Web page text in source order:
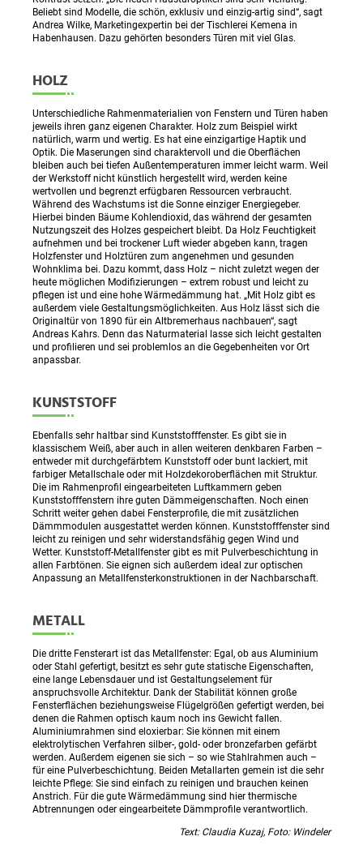
Beliebt sind Modelle, die schön, exklusiv und einzig-artig sind“, sagt
Andrea Wilke, Marketingexpertin bei der Tischlerei Kemena in
Habenhausen. Dazu gehörten besonders Türen mit viel Glas.
HOLZ
Unterschiedliche Rahmenmaterialien von Fenstern und Türen haben
jeweils ihren ganz eigenen Charakter. Holz zum Beispiel wirkt
natürlich, warm und wertig. Es hat eine einzigartige Haptik und
Optik. Die Maserungen sind charaktervoll und die Oberflächen
bleiben auch bei tiefen Außentemperaturen immer leicht warm. Weil
der Werkstoff nicht künstlich hergestellt wird, werden keine
wertvollen und begrenzt erfügbaren Ressourcen verbraucht.
Während des Wachstums ist die Sonne einziger Energiegeber.
Hierbei binden Bäume Kohlendioxid, das während der gesamten
Nutzungszeit des Holzes gespeichert bleibt. Da Holz Feuchtigkeit
aufnehmen und bei trockener Luft wieder abgeben kann, tragen
Holzfenster und Holztüren zum angenehmen und gesunden
Wohnklima bei. Dazu kommt, dass Holz – nicht zuletzt wegen der
heute möglichen Modifizierungen – extrem robust und leicht zu
pflegen ist und eine hohe Wärmedämmung hat. „Mit Holz gibt es
außerdem viele Gestaltungsmöglichkeiten. Aus Holz lässt sich die
Originaltür von 1890 für ein Altbremerhaus nachbauen“, sagt
Andreas Kahrs. Denn das Naturmaterial lasse sich leicht gestalten
und profilieren und sei problemlos an die Gegebenheiten vor Ort
anpassbar.
KUNSTSTOFF
Ebenfalls sehr haltbar sind Kunststofffenster. Es gibt sie in
klassischem Weiß, aber auch in allen weiteren denkbaren Farben –
entweder mit durchgefärbtem Kunststoff oder bunt lackiert, mit
farbiger Metallschale oder mit Holzdekoroberflächen mit Struktur.
Die im Rahmenprofil eingearbeiteten Luftkammern geben
Kunststofffenstern ihre guten Dämmeigenschaften. Noch einen
Schritt weiter gehen dabei Fensterprofile, die mit zusätzlichen
Dämmmodulen ausgestattet werden können. Kunststofffenster sind
leicht zu reinigen und sehr widerstandsfähig gegen Wind und
Wetter. Kunststoff-Metallfenster gibt es mit Pulverbeschichtung in
allen Farbtönen. Sie eignen sich außerdem ideal zur optischen
Anpassung an Metallfensterkonstruktionen in der Nachbarschaft.
METALL
Die dritte Fensterart ist das Metallfenster: Egal, ob aus Aluminium
oder Stahl gefertigt, besitzt es sehr gute statische Eigenschaften,
eine lange Lebensdauer und ist Gestaltungselement für
anspruchsvolle Architektur. Dank der Stabilität können große
Fensterflächen beziehungsweise Flügelgrößen gefertigt werden, bei
denen die Rahmen optisch kaum noch ins Gewicht fallen.
Aluminiumrahmen sind eloxierbar: Sie können mit einem
elektrolytischen Verfahren silber-, gold- oder bronzefarben gefärbt
werden. Außerdem eigenen sie sich – so wie Stahlrahmen auch –
für eine Pulverbeschichtung. Beiden Metallarten gemein ist die sehr
leichte Pflege: Sie sind einfach zu reinigen und brauchen keinen
Anstrich. Für die gute Wärmedämmung sind hier thermische
Abtrennungen oder eingearbeitete Dämmprofile verantwortlich.
Text: Claudia Kuzaj, Foto: Windeler